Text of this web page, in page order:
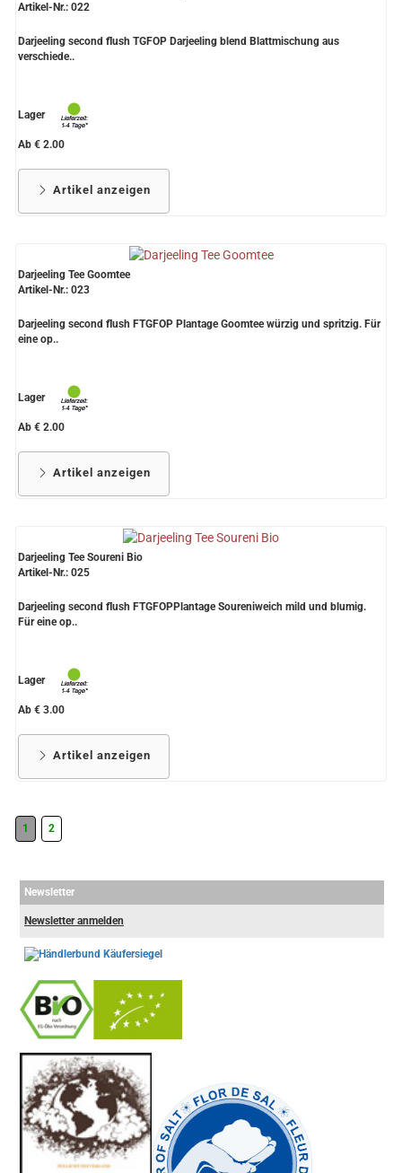
Artikel-Nr.: 022
Darjeeling second flush TGFOP Darjeeling blend Blattmischung aus
verschiede..
Lager
Ab € 2.00
Artikel anzeigen
Darjeeling Tee Goomtee
Artikel-Nr.: 023
Darjeeling second flush FTGFOP Plantage Goomtee würzig und spritzig. Für
eine op..
Lager
Ab € 2.00
Artikel anzeigen
Darjeeling Tee Soureni Bio
Artikel-Nr.: 025
Darjeeling second flush FTGFOPPlantage Soureniweich mild und blumig.
Für eine op..
Lager
Ab € 3.00
Artikel anzeigen
1 2
Newsletter
Newsletter anmelden